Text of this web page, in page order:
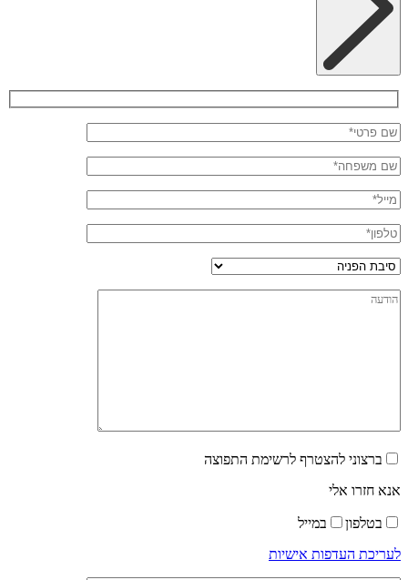
ברצוני להצטרף לרשימת התפוצה
אנא חזרו אלי
בטלפון
במייל
לעריכת העדפות אישיות